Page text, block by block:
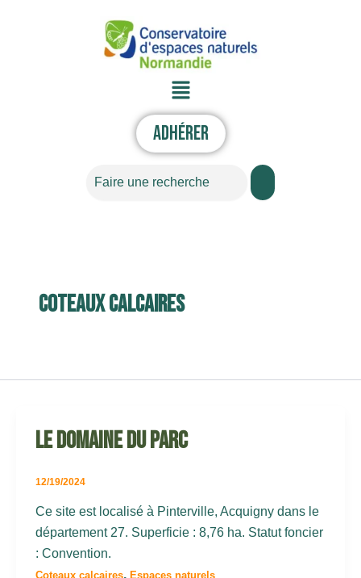
Menu
Adhérer
Coteaux calcaires
Le Domaine du Parc
12/19/2024
Ce site est localisé à Pinterville, Acquigny dans le
département 27. Superficie : 8,76 ha. Statut foncier
: Convention.
Coteaux calcaires, Espaces naturels